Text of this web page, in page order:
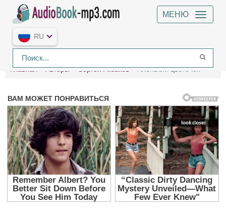
МЕНЮ
RU
Главная Авторы Сергей Аксаков Аленький цветочек